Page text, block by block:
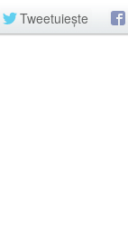
Tweetuiește